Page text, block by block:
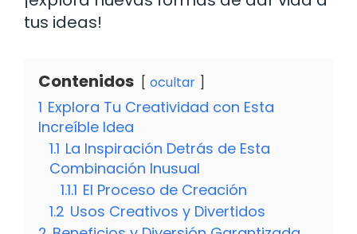
tus ideas!
Contenidos ocultar
1 Explora Tu Creatividad con Esta
Increíble Idea
1.1 La Inspiración Detrás de Esta
Combinación Inusual
1.1.1 El Proceso de Creación
1.2 Usos Creativos y Divertidos